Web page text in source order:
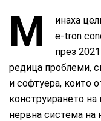
М
инаха
e-tron
през
редица проблеми,
и софтуера, които
конструирането
нервна система на